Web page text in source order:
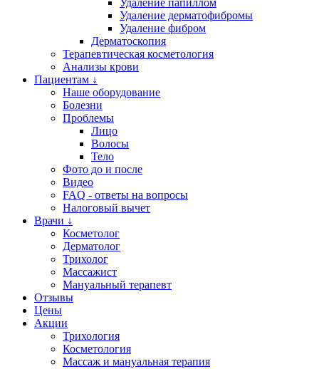
Удаление папиллом
Удаление дерматофибромы
Удаление фибром
Дерматоскопия
Терапевтическая косметология
Анализы крови
Пациентам ↓
Наше оборудование
Болезни
Проблемы
Лицо
Волосы
Тело
Фото до и после
Видео
FAQ - ответы на вопросы
Налоговый вычет
Врачи ↓
Косметолог
Дерматолог
Трихолог
Массажист
Мануальный терапевт
Отзывы
Цены
Акции
Трихология
Косметология
Массаж и мануальная терапия